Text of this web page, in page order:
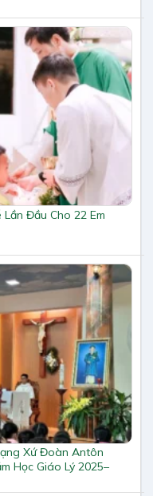
Đầu Cho 22 Em
Xứ Đoàn Antôn
Học Giáo Lý 2025–